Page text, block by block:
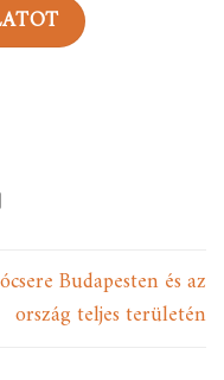
Budapesten és az
ország teljes területén